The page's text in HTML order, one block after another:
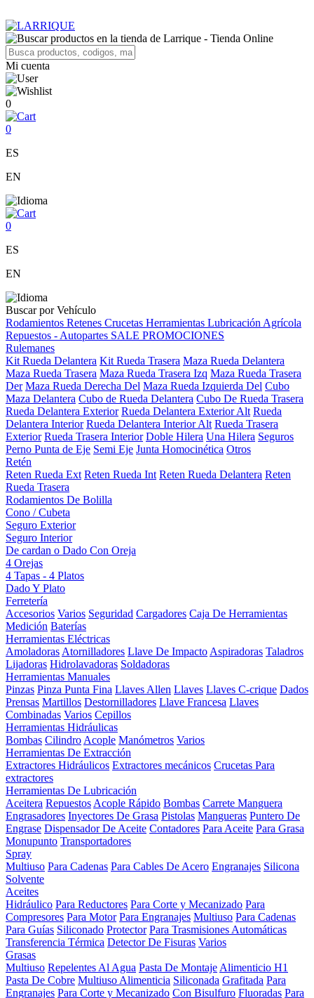
Mi cuenta
0
0
ES
EN
0
ES
EN
Buscar por Vehículo
Rodamientos Retenes Crucetas Herramientas Lubricación Agrícola
Repuestos - Autopartes SALE PROMOCIONES
Rulemanes
Kit Rueda Delantera Kit Rueda Trasera Maza Rueda Delantera
Maza Rueda Trasera Maza Rueda Trasera Izq Maza Rueda Trasera
Der Maza Rueda Derecha Del Maza Rueda Izquierda Del Cubo
Maza Delantera Cubo de Rueda Delantera Cubo De Rueda Trasera
Rueda Delantera Exterior Rueda Delantera Exterior Alt Rueda
Delantera Interior Rueda Delantera Interior Alt Rueda Trasera
Exterior Rueda Trasera Interior Doble Hilera Una Hilera Seguros
Perno Punta de Eje Semi Eje Junta Homocinética Otros
Retén
Reten Rueda Ext Reten Rueda Int Reten Rueda Delantera Reten
Rueda Trasera
Rodamientos De Bolilla
Cono / Cubeta
Seguro Exterior
Seguro Interior
De cardan o Dado Con Oreja
4 Orejas
4 Tapas - 4 Platos
Dado Y Plato
Ferretería
Accesorios Varios Seguridad Cargadores Caja De Herramientas
Medición Baterías
Herramientas Eléctricas
Amoladoras Atornilladores Llave De Impacto Aspiradoras Taladros
Lijadoras Hidrolavadoras Soldadoras
Herramientas Manuales
Pinzas Pinza Punta Fina Llaves Allen Llaves Llaves C-crique Dados
Prensas Martillos Destornilladores Llave Francesa Llaves
Combinadas Varios Cepillos
Herramientas Hidráulicas
Bombas Cilindro Acople Manómetros Varios
Herramientas De Extracción
Extractores Hidráulicos Extractores mecánicos Crucetas Para
extractores
Herramientas De Lubricación
Aceitera Repuestos Acople Rápido Bombas Carrete Manguera
Engrasadores Inyectores De Grasa Pistolas Mangueras Puntero De
Engrase Dispensador De Aceite Contadores Para Aceite Para Grasa
Monupunto Transportadores
Spray
Multiuso Para Cadenas Para Cables De Acero Engranajes Silicona
Solvente
Aceites
Hidráulico Para Reductores Para Corte y Mecanizado Para
Compresores Para Motor Para Engranajes Multiuso Para Cadenas
Para Guías Siliconado Protector Para Trasmisiones Automáticas
Transferencia Térmica Detector De Fisuras Varios
Grasas
Multiuso Repelentes Al Agua Pasta De Montaje Alimenticio H1
Pasta De Cobre Multiuso Alimenticia Siliconada Grafitada Para
Engranajes Para Corte y Mecanizado Con Bisulfuro Fluoradas Para